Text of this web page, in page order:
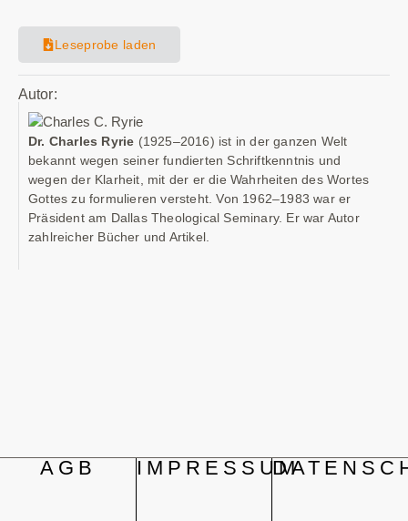
Leseprobe laden
Autor:
Dr. Charles Ryrie (1925–2016) ist in der ganzen Welt
bekannt wegen seiner fundierten Schriftkenntnis und
wegen der Klarheit, mit der er die Wahrheiten des Wortes
Gottes zu formulieren versteht. Von 1962–1983 war er
Präsident am Dallas Theological Seminary. Er war Autor
zahlreicher Bücher und Artikel.
AGB IMPRESSUM